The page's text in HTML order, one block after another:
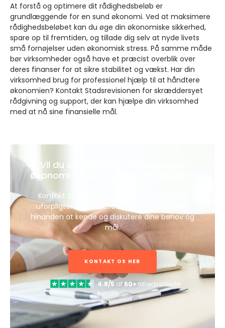
At forstå og optimere dit rådighedsbeløb er
grundlæggende for en sund økonomi. Ved at maksimere
rådighedsbeløbet kan du øge din økonomiske sikkerhed,
spare op til fremtiden, og tillade dig selv at nyde livets
små fornøjelser uden økonomisk stress. På samme måde
bør virksomheder også have et præcist overblik over
deres finanser for at sikre stabilitet og vækst. Har din
virksomhed brug for professionel hjælp til at håndtere
økonomien? Kontakt Stadsrevisionen for skræddersyet
rådgivning og support, der kan hjælpe din virksomhed
med at nå sine finansielle mål.
Vil du optimere din virksomheds
økonomi og opnå langvarig succes?
Kontakt Stadsrevisionen og få en gratis og
uforpligtende konsultation, hvor vi kan lære
hinanden at kende og diskutere dine behov og
mål.
KONTAKT OS HER
4.8/5af 60+ tilfredsstillede
kunder